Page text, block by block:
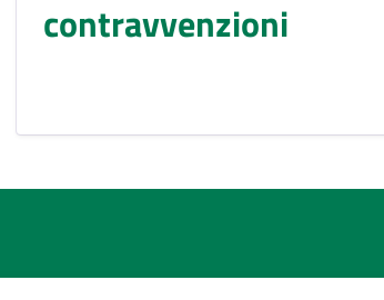
contravvenzioni